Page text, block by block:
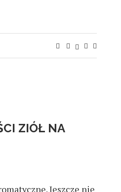
ZIÓŁ NA
Jeszcze nie